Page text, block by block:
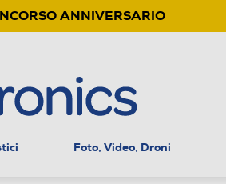
ANNIVERSARIO
Foto, Video, Droni